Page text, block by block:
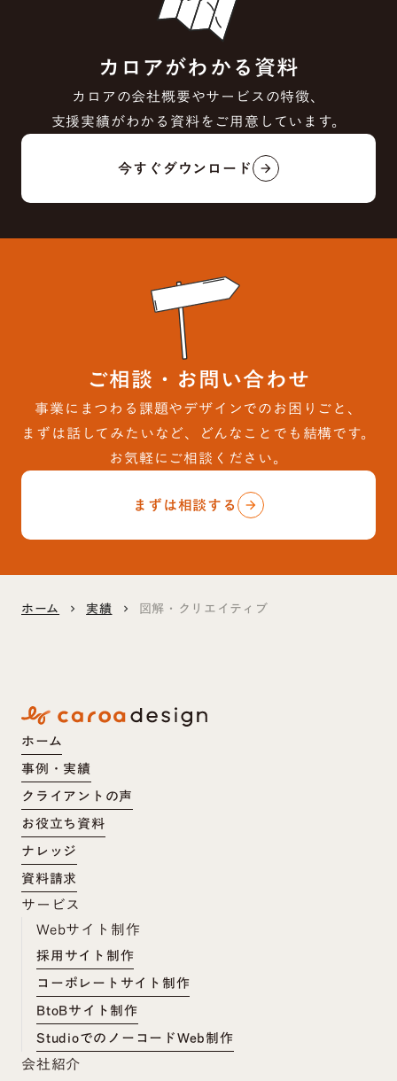
カロアがわかる資料
カロアの会社概要やサービスの特徴、
支援実績がわかる資料をご用意しています。
今すぐダウンロード
arrow_forward
ご相談・お問い合わせ
事業にまつわる課題やデザインでのお困りごと、
まずは話してみたいなど、どんなことでも結構です。
お気軽にご相談ください。
まずは相談する
arrow_forward
ホーム keyboard_arrow_right 実績 keyboard_arrow_right 図解・クリエイティブ
ホーム
事例・実績
クライアントの声
お役立ち資料
ナレッジ
資料請求
サービス
Webサイト制作
採用サイト制作
コーポレートサイト制作
BtoBサイト制作
StudioでのノーコードWeb制作
会社紹介